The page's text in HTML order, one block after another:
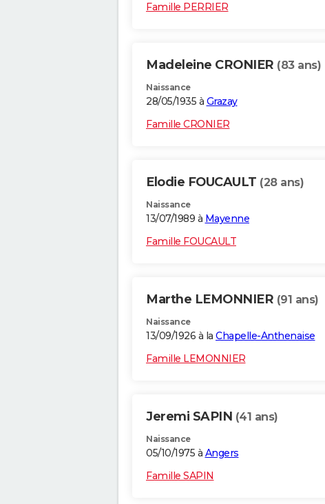
Famille PERRIER
Madeleine CRONIER (83 ans)
Naissance
28/05/1935 à Grazay
Famille CRONIER
Elodie FOUCAULT (28 ans)
Naissance
13/07/1989 à Mayenne
Famille FOUCAULT
Marthe LEMONNIER (91 ans)
Naissance
13/09/1926 à la Chapelle-Anthenaise
Famille LEMONNIER
Jeremi SAPIN (41 ans)
Naissance
05/10/1975 à Angers
Famille SAPIN